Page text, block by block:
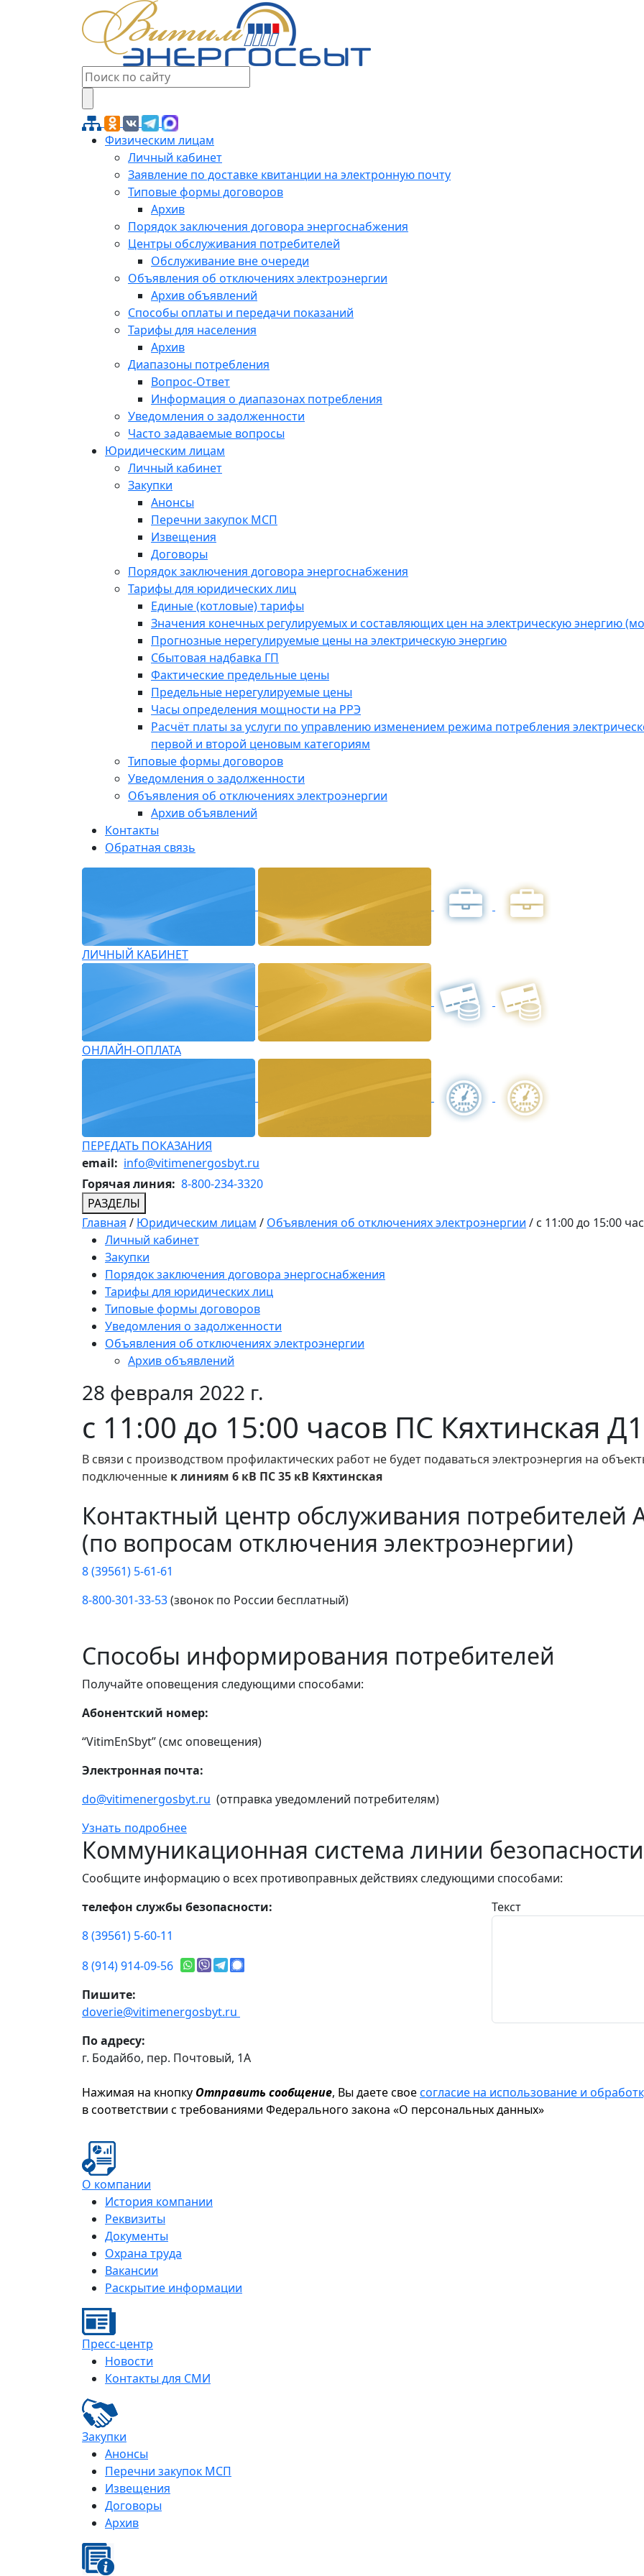
Физическим лицам
Личный кабинет
Заявление по доставке квитанции на электронную почту
Типовые формы договоров
Архив
Порядок заключения договора энергоснабжения
Центры обслуживания потребителей
Обслуживание вне очереди
Объявления об отключениях электроэнергии
Архив объявлений
Способы оплаты и передачи показаний
Тарифы для населения
Архив
Диапазоны потребления
Вопрос-Ответ
Информация о диапазонах потребления
Уведомления о задолженности
Часто задаваемые вопросы
Юридическим лицам
Личный кабинет
Закупки
Анонсы
Перечни закупок МСП
Извещения
Договоры
Порядок заключения договора энергоснабжения
Тарифы для юридических лиц
Единые (котловые) тарифы
Значения конечных регулируемых и составляющих цен на электрическую энергию
Прогнозные нерегулируемые цены на электрическую энергию
Сбытовая надбавка ГП
Фактические предельные цены
Предельные нерегулируемые цены
Часы определения мощности на РРЭ
Расчёт платы за услуги по управлению изменением режима потребления
первой и второй ценовым категориям
Типовые формы договоров
Уведомления о задолженности
Объявления об отключениях электроэнергии
Архив объявлений
Контакты
Обратная связь
ЛИЧНЫЙ КАБИНЕТ
ОНЛАЙН-ОПЛАТА
ПЕРЕДАТЬ ПОКАЗАНИЯ
email: info@vitimenergosbyt.ru
Горячая линия: 8-800-234-3320
РАЗДЕЛЫ
Главная / Юридическим лицам / Объявления об отключениях электроэнергии / c 11:00 до 15:00
Личный кабинет
Закупки
Порядок заключения договора энергоснабжения
Тарифы для юридических лиц
Типовые формы договоров
Уведомления о задолженности
Объявления об отключениях электроэнергии
Архив объявлений
28 февраля 2022 г.
c 11:00 до 15:00 часов ПС Кяхтинская Д1
В связи с производством профилактических работ не будет подаваться электроэнергия на
подключенные к линиям 6 кВ ПС 35 кВ Кяхтинская
Контактный центр обслуживания потребителей
(по вопросам отключения электроэнергии)
8 (39561) 5-61-61
8-800-301-33-53(звонок по России бесплатный)
Способы информирования потребителей
Получайте оповещения следующими способами:
Абонентский номер:
“VitimEnSbyt” (смс оповещения)
Электронная почта:
do@vitimenergosbyt.ru (отправка уведомлений потребителям)
Узнать подробнее
Коммуникационная система линии безопасности
Сообщите информацию о всех противоправных действиях следующими способами:
телефон службы безопасности:
8 (39561) 5-60-11
8 (914) 914-09-56
Пишите:
doverie@vitimenergosbyt.ru
По адресу:
г. Бодайбо, пер. Почтовый, 1А
Текст
Нажимая на кнопку Отправить сообщение, Вы даете своесогласие на использование и
в соответствии с требованиями Федерального закона «О персональных данных»
О компании
История компании
Реквизиты
Документы
Охрана труда
Вакансии
Раскрытие информации
Пресс-центр
Новости
Контакты для СМИ
Закупки
Анонсы
Перечни закупок МСП
Извещения
Договоры
Архив